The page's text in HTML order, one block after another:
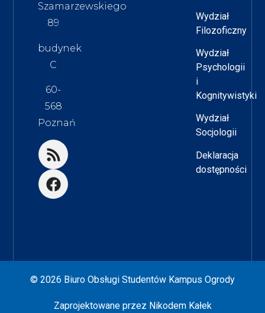
Szamarzewskiego
89
budynek
C
60-
568
Poznań
Wydział
Filozoficzny
Wydział
Psychologii
i
Kognitywistyki
Wydział
Socjologii
Deklaracja
dostępności
© 2026 Biuro Obsługi Studentów Kampus Ogrody
Zaprojektowane przez Nikodem Kałek